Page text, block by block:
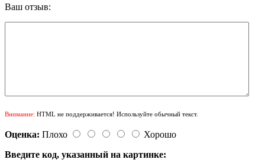
Ваш отзыв:
Внимание: HTML не поддерживается! Используйте обычный текст.
Оценка: Плохо
Хорошо
Введите код, указанный на картинке: